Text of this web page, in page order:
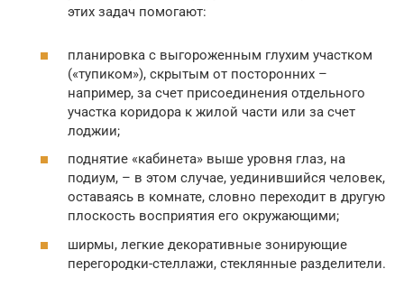
этих задач помогают:
планировка с выгороженным глухим участком
(«тупиком»), скрытым от посторонних –
например, за счет присоединения отдельного
участка коридора к жилой части или за счет
лоджии;
поднятие «кабинета» выше уровня глаз, на
подиум, – в этом случае, уединившийся человек,
оставаясь в комнате, словно переходит в другую
плоскость восприятия его окружающими;
ширмы, легкие декоративные зонирующие
перегородки-стеллажи, стеклянные разделители.